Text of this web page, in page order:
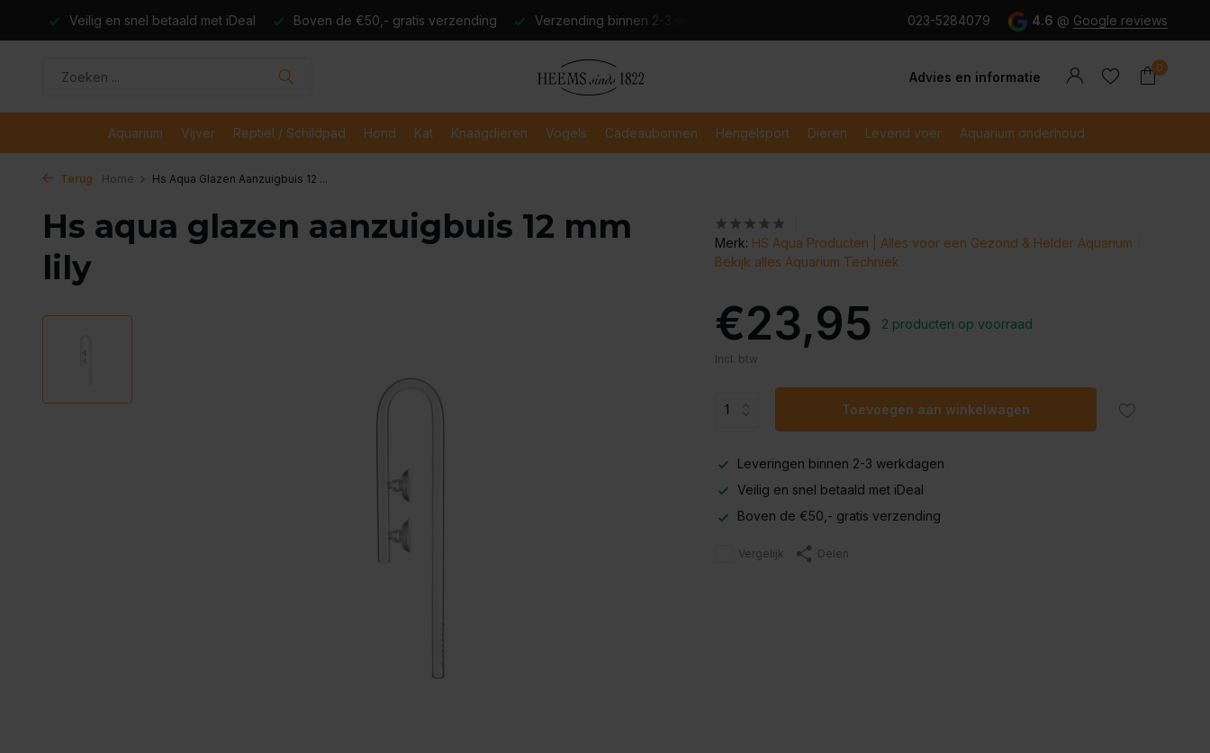
Veilig en snel betaald met iDeal Boven de €50,- gratis verzending Verzending binnen 2-3 werkdagen Veilig en snel betaald met iDeal
023-5284079 4.6 @ Google reviews
Advies en informatie
Account
aanmaken
0
Aquarium Vijver Reptiel / Schildpad Hond Kat Knaagdieren Vogels Cadeaubonnen Hengelsport Dieren Levend voer Aquarium onderhoud
Terug Home Hs Aqua Glazen Aanzuigbuis 12 ...
Hs aqua glazen aanzuigbuis 12 mm
lily
Merk: HS Aqua Producten | Alles voor een Gezond & Helder Aquarium
Bekijk alles Aquarium Techniek
€23,95 2 producten op voorraad
Incl. btw
Toevoegen aan winkelwagen
Leveringen binnen 2-3 werkdagen
Veilig en snel betaald met iDeal
Boven de €50,- gratis verzending
Vergelijk Delen